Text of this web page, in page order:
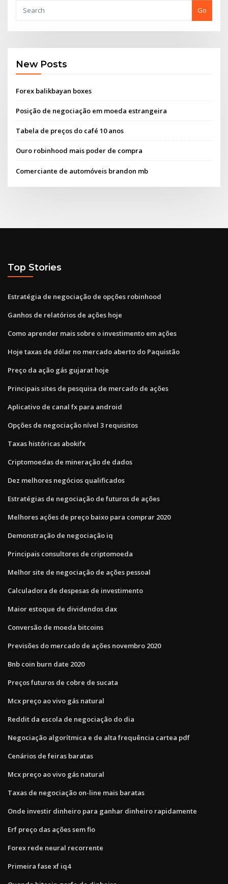
Go
New Posts
Forex balikbayan boxes
Posição de negociação em moeda estrangeira
Tabela de preços do café 10 anos
Ouro robinhood mais poder de compra
Comerciante de automóveis brandon mb
Top Stories
Estratégia de negociação de opções robinhood
Ganhos de relatórios de ações hoje
Como aprender mais sobre o investimento em ações
Hoje taxas de dólar no mercado aberto do Paquistão
Preço da ação gás gujarat hoje
Principais sites de pesquisa de mercado de ações
Aplicativo de canal fx para android
Opções de negociação nível 3 requisitos
Taxas históricas abokifx
Criptomoedas de mineração de dados
Dez melhores negócios qualificados
Estratégias de negociação de futuros de ações
Melhores ações de preço baixo para comprar 2020
Demonstração de negociação iq
Principais consultores de criptomoeda
Melhor site de negociação de ações pessoal
Calculadora de despesas de investimento
Maior estoque de dividendos dax
Conversão de moeda bitcoins
Previsões do mercado de ações novembro 2020
Bnb coin burn date 2020
Preços futuros de cobre de sucata
Mcx preço ao vivo gás natural
Reddit da escola de negociação do dia
Negociação algorítmica e de alta frequência cartea pdf
Cenários de feiras baratas
Mcx preço ao vivo gás natural
Taxas de negociação on-line mais baratas
Onde investir dinheiro para ganhar dinheiro rapidamente
Erf preço das ações sem fio
Forex rede neural recorrente
Primeira fase xf iq4